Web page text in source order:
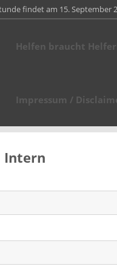
findet am 15. September
und Ehrengäste des
Helfen braucht
Impressum /
Intern